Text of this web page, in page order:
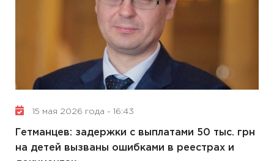
15 мая 2026 года - 16:43
Гетманцев: задержки с выплатами 50 тыс. грн
на детей вызваны ошибками в реестрах и